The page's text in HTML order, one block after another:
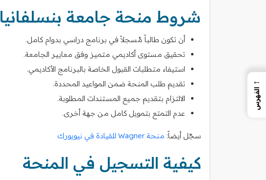
شروط منحة جامعة بنسلفانيا
أن تكون طالباً مُسجلاً في برنامج دراسي بدوام كامل.
تحقيق مستوى أكاديمي متميز وفق معايير الجامعة.
استيفاء متطلبات القبول الخاصة بالبرنامج الأكاديمي.
تقديم طلب المنحة ضمن المواعيد المحددة.
الالتزام بتقديم جميع المستندات المطلوبة.
عدم التمتع بتمويل كامل من جهة أخرى.
سجّل أيضاً: منحة Wagner للقيادة في نيويورك
كيفية التسجيل في المنحة
←
الفهرس